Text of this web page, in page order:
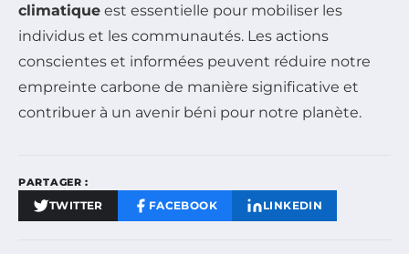
climatique est essentielle pour mobiliser les
individus et les communautés. Les actions
conscientes et informées peuvent réduire notre
empreinte carbone de manière significative et
contribuer à un avenir béni pour notre planète.
PARTAGER :
TWITTER FACEBOOK LINKEDIN